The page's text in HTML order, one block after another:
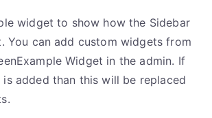
widget to show how the Sidebar
You can add custom widgets from
Widget in the admin. If
added than this will be replaced